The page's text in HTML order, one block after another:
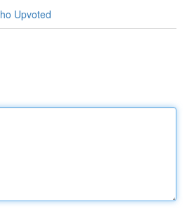
Upvoted